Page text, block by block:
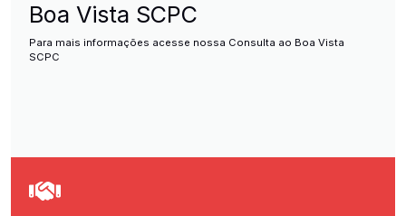
Boa Vista SCPC
Para mais informações acesse nossa Consulta ao Boa Vista
SCPC